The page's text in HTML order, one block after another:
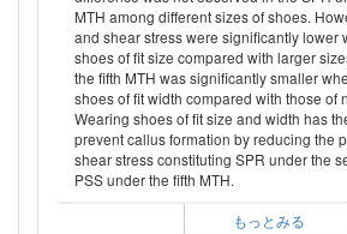
MTH among different sizes of shoes.
and shear stress were significantly lower
shoes of fit size compared with larger
the fifth MTH was significantly smaller
shoes of fit width compared with those of
Wearing shoes of fit size and width has
prevent callus formation by reducing the
shear stress constituting SPR under the
PSS under the fifth MTH.
もっとみる